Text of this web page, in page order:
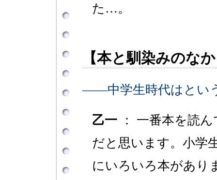
た…。
【本と馴染みのな
――中学生時代はとい
乙一 ： 一番本を読
だと思います。小学
にいろいろ本があり